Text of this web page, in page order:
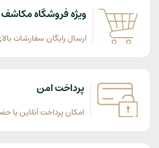
ویژه فروشگاه مکاشف
ارسال رایگان سفارشات بالای 3 میلیون
پرداخت امن
امکان پرداخت آنلاین یا